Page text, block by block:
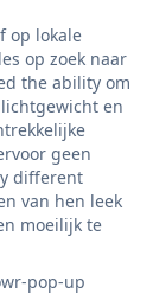
op lokale
op zoek naar
the ability om
en
geen
different
van hen leek
moeilijk te
pop-up